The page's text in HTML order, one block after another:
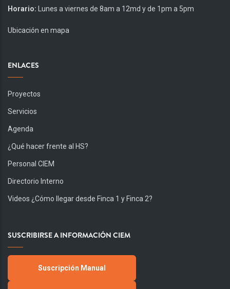
Horario: Lunes a viernes de 8am a 12md y de 1pm a 5pm
Ubicación en mapa
ENLACES
Proyectos
Servicios
Agenda
¿Qué hacer frente al HS?
Personal CIEM
Directorio Interno
Videos ¿Cómo llegar desde Finca 1 y Finca 2?
SUSCRIBIRSE A INFORMACIÓN CIEM
Suscripción Manual